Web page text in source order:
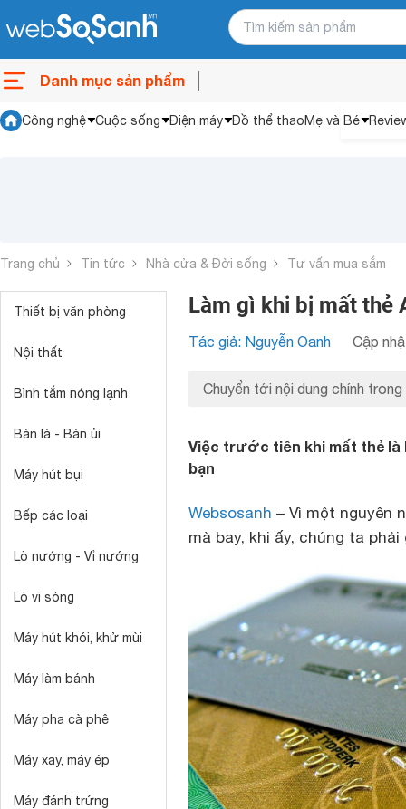
Danh mục sản phẩm
Công nghệ Cuộc sống Điện máy Đồ thể thaoMẹ và Bé
Trang chủ Tin tức Nhà cửa & Đời sống Tư vấn mua sắm
Thiết bị văn phòng
Nội thất
Bình tắm nóng lạnh
Bàn là - Bàn ủi
Máy hút bụi
Bếp các loại
Lò nướng - Vỉ nướng
Lò vi sóng
Máy hút khói, khử mùi
Máy làm bánh
Máy pha cà phê
Máy xay, máy ép
Máy đánh trứng
Làm gì khi bị mất thẻ
Tác giả: Nguyễn Oanh Cập
Chuyển tới nội dung chính trong
Việc trước tiên khi mất thẻ là
bạn
Websosanh – Vì một nguyên
mà bay, khi ấy, chúng ta